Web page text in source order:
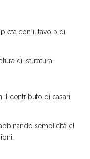
con il tavolo di
dii stufatura.
il contributo di casari
semplicità di